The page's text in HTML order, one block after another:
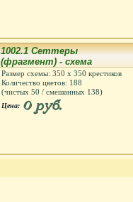
1002.1 Сеттеры
(фрагмент) - схема
Размер схемы: 350 х 350 крестиков
Количество цветов: 188
(чистых 50 / смешанных 138)
Цена: 0 руб.